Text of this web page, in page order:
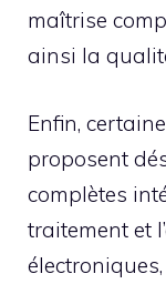
maîtrise
ainsi la
Enfin,
proposent
complètes
traitement et